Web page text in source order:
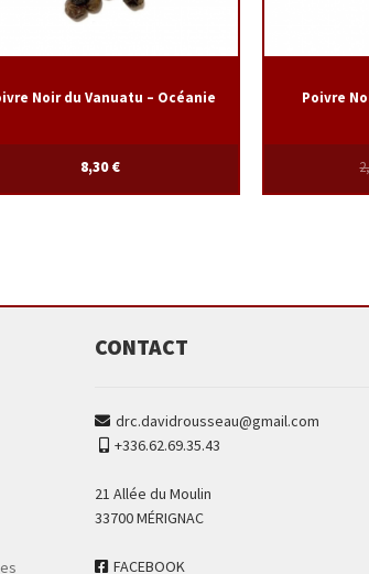
Noir du Vanuatu – Océanie
8,30€
Poivre
CONTACT
drc.davidrousseau@gmail.com
+336.62.69.35.43
21 Allée du Moulin
33700 MÉRIGNAC
FACEBOOK